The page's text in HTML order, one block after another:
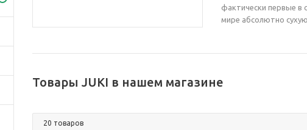
фактически первые в
мире абсолютно
Товары JUKI в нашем магазине